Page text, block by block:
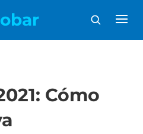
Cómo